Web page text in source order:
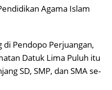
Agama Islam
di Pendopo Perjuangan,
Datuk Lima Puluh itu
SD, SMP, dan SMA se-